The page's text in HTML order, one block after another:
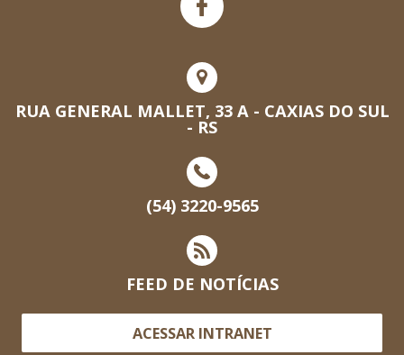
RUA GENERAL MALLET, 33 A - CAXIAS DO SUL
- RS
(54) 3220-9565
FEED DE NOTÍCIAS
ACESSAR INTRANET